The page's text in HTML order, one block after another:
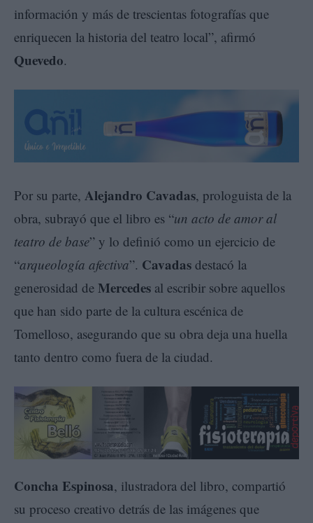
información y más de trescientas fotografías que
enriquecen la historia del teatro local”, afirmó
Quevedo.
Por su parte, Alejandro Cavadas, prologuista de la
obra, subrayó que el libro es “un acto de amor al
teatro de base” y lo definió como un ejercicio de
“arqueología afectiva”. Cavadas destacó la
generosidad de Mercedes al escribir sobre aquellos
que han sido parte de la cultura escénica de
Tomelloso, asegurando que su obra deja una huella
tanto dentro como fuera de la ciudad.
Concha Espinosa, ilustradora del libro, compartió
su proceso creativo detrás de las imágenes que